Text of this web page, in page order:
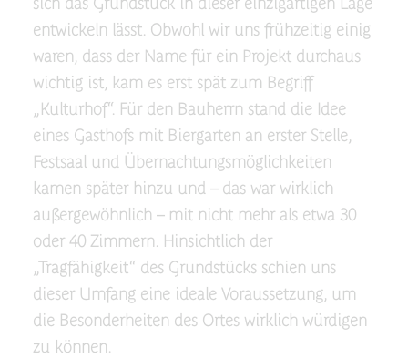
entwickeln lässt. Obwohl wir uns frühzeitig einig
waren, dass der Name für ein Projekt durchaus
wichtig ist, kam es erst spät zum Begriff
„Kulturhof“. Für den Bauherrn stand die Idee
eines Gasthofs mit Biergarten an erster Stelle,
Festsaal und Übernachtungsmöglichkeiten
kamen später hinzu und – das war wirklich
außergewöhnlich – mit nicht mehr als etwa 30
oder 40 Zimmern. Hinsichtlich der
„Tragfähigkeit“ des Grundstücks schien uns
dieser Umfang eine ideale Voraussetzung, um
die Besonderheiten des Ortes wirklich würdigen
zu können.